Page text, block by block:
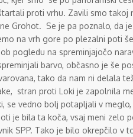
proti vrhu. Zavili smo
Grohot. Se je pa poznalo, da
na vrh gore po plezalni poti
pogledu na spreminjajočo
barvo, občasno je še
tako da nam ni delala
stran proti Loki je zapolnila
se vedno bolj potapljali v
je bila ta koča, vsaj meni zelo
SPP. Tako je bilo okrepčilo v